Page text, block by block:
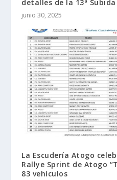
detalles de la 13ª
junio 30, 2025
La Escudería Atogo
Rallye Sprint de Atogo
83 vehículos